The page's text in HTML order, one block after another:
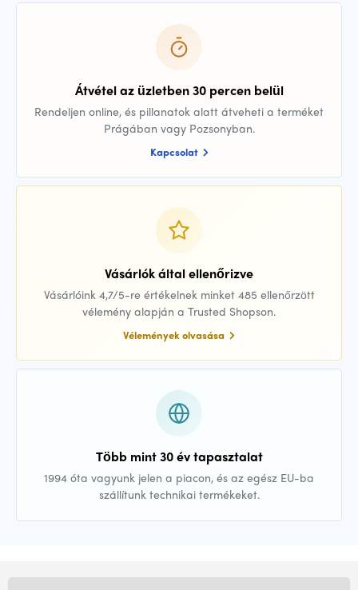
Átvétel az üzletben 30 percen belül
Rendeljen online, és pillanatok alatt átveheti a terméket
Prágában vagy Pozsonyban.
Kapcsolat
Vásárlók által ellenőrizve
Vásárlóink 4,7/5-re értékelnek minket 485 ellenőrzött
vélemény alapján a Trusted Shopson.
Vélemények olvasása
Több mint 30 év tapasztalat
1994 óta vagyunk jelen a piacon, és az egész EU-ba
szállítunk technikai termékeket.